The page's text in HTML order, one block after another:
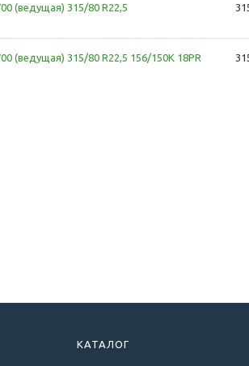
(ведущая) 315/80 R22,5
(ведущая) 315/80 R22,5 156/150K 18PR
КАТАЛОГ